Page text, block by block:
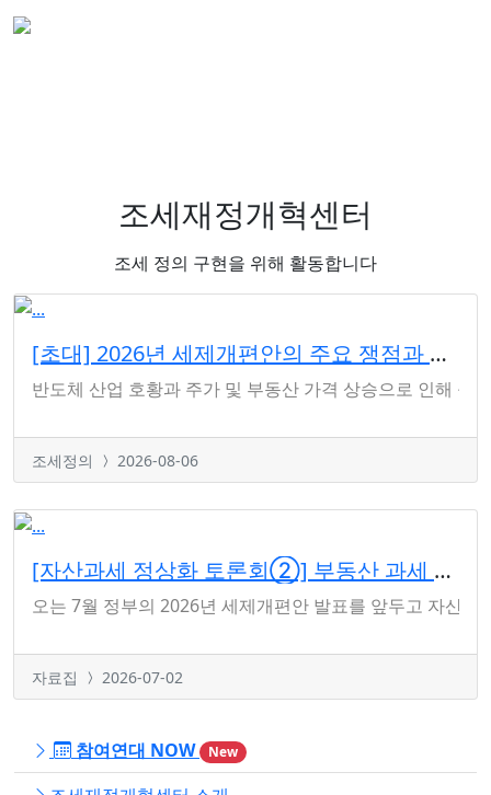
조세재정개혁센터
조세 정의 구현을 위해 활동합니다
[초대] 2026년 세제개편안의 주요 쟁점과 과제 토론회(8/20 오전10시, 국회)
반도체 산업 호황과 주가 및 부동산 가격 상승으로 인해 불
조세정의 2026-08-06
[자산과세 정상화 토론회②] 부동산 과세 왜곡과 자산 불평등, 보유세 중심 체계 전환 모색
오는 7월 정부의 2026년 세제개편안 발표를 앞두고 자산
자료집 2026-07-02
참여연대 NOW New